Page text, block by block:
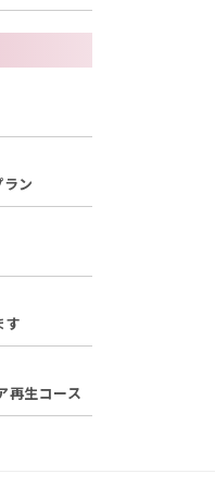
ン
す
再生コース